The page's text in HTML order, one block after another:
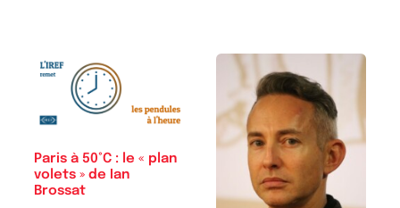
Paris à 50°C : le « plan
volets » de Ian
Brossat